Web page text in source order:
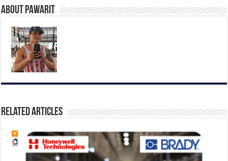
About pawarit
Related Articles